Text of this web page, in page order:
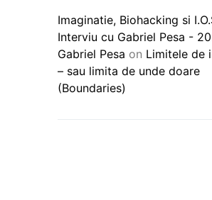
Imaginatie, Biohacking si
Interviu cu Gabriel Pesa -
Gabriel Pesa on Limitele de
– sau limita de unde doare
(Boundaries)